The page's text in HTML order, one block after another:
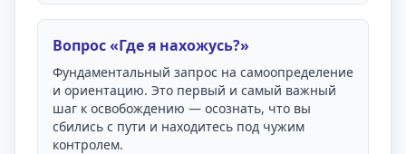
Вопрос «Где я нахожусь?»
Фундаментальный запрос на самоопределение
и ориентацию. Это первый и самый важный
шаг к освобождению — осознать, что вы
сбились с пути и находитесь под чужим
контролем.